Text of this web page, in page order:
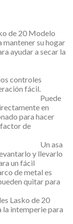
de 20 Modelo
su hogar
ayudar a secar la
controles
operación fácil.
en
para hacer
de
y llevarlo
un fácil
es
quitar para
Lasko de 20
la intemperie para